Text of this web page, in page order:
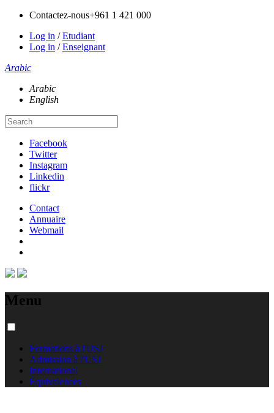
Contactez-nous+961 1 421 000
Log in /Etudiant
Log in /Enseignant
Arabic
Arabic
English
Facebook
Twitter
Instagram
Linkedin
flickr
Contact
Annuaire
Webmail
Menu
Formations à l'USJ
Admission à l'USJ
International
Équivalences